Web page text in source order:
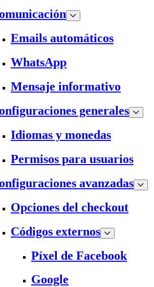
Emails automáticos
WhatsApp
Mensaje informativo
generales
Idiomas y monedas
Permisos para usuarios
avanzadas
Opciones del checkout
Códigos externos
Píxel de Facebook
Google